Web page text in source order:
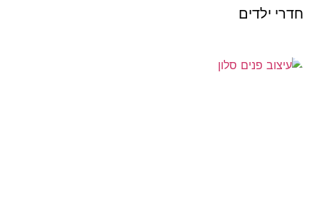
חדרי ילדים